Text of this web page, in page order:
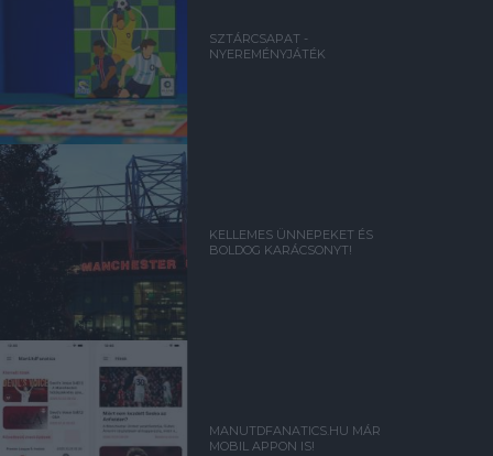
SZTÁRCSAPAT -
NYEREMÉNYJÁTÉK
KELLEMES ÜNNEPEKET ÉS
BOLDOG KARÁCSONYT!
MANUTDFANATICS.HU MÁR
MOBIL APPON IS!